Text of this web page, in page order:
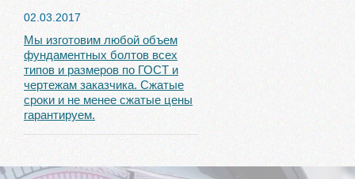
02.03.2017
Мы изготовим любой объем
фундаментных болтов всех
типов и размеров по ГОСТ и
чертежам заказчика. Сжатые
сроки и не менее сжатые цены
гарантируем.